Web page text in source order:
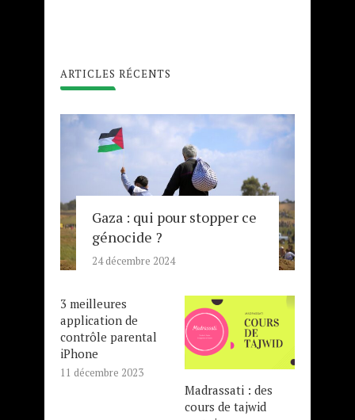
ARTICLES RÉCENTS
Gaza : qui pour stopper ce
génocide ?
24 décembre 2024
3 meilleures
application de
contrôle parental
iPhone
11 décembre 2023
Madrassati : des
cours de tajwid